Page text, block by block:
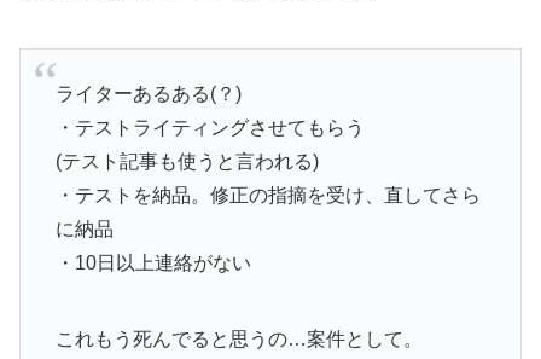
ライターあるある(？)
・テストライティングさせてもらう
(テスト記事も使うと言われる)
・テストを納品。修正の指摘を受け、直してさら
に納品
・10日以上連絡がない
これもう死んでると思うの…案件として。